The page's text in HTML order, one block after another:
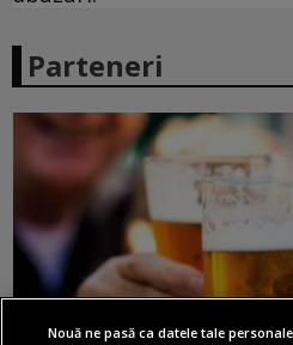
Parteneri
Nouă ne pasă ca datele tale